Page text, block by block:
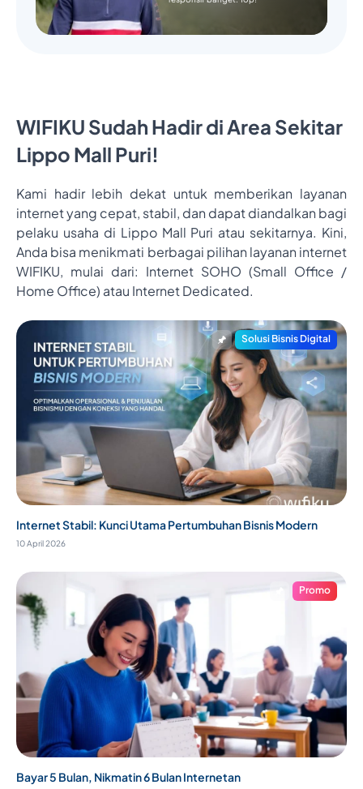
WIFIKU Sudah Hadir di Area Sekitar
Lippo Mall Puri!
Kami hadir lebih dekat untuk memberikan layanan
internet yang cepat, stabil, dan dapat diandalkan bagi
pelaku usaha di Lippo Mall Puri atau sekitarnya. Kini,
Anda bisa menikmati berbagai pilihan layanan internet
WIFIKU, mulai dari: Internet SOHO (Small Office /
Home Office) atau Internet Dedicated.
Solusi Bisnis Digital
Internet Stabil: Kunci Utama Pertumbuhan Bisnis Modern
10 April 2026
Promo
Bayar 5 Bulan, Nikmatin 6 Bulan Internetan